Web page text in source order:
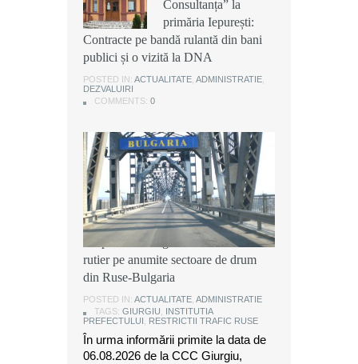
Consultanța” la
primăria Iepurești:
Contracte pe bandă rulantă din bani
publici și o vizită la DNA
POSTED IN: ACTUALITATE ADMINISTRATIE
DEZVALUIRI
COMMENTS: 0
Consultanța” la
primăria Iepurești:
Contracte pe bandă rulantă din bani
publici și o vizită la DNA
POSTED IN: ACTUALITATE ADMINISTRATIE
DEZVALUIRI
COMMENTS: 0
Consultanța” la
primăria Iepurești:
Contracte pe bandă rulantă din bani
publici și o vizită la DNA
POSTED IN: ACTUALITATE ADMINISTRATIE
DEZVALUIRI
COMMENTS: 0
Instituția Prefectului: Măsuri
temporare de organizare a traficului
rutier pe anumite sectoare de drum
din Ruse-Bulgaria
POSTED IN: ACTUALITATE ADMINISTRATIE
TAGS: GIURGIU
INSTITUTIA
PREFECTULUI
RESTRICTII TRAFIC RUSE
În urma informării primite la data de
06.08.2026 de la CCC Giurgiu,